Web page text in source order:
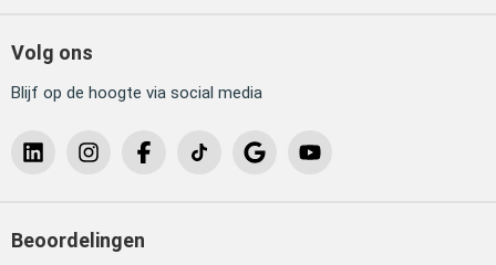
Volg ons
Blijf op de hoogte via social media
Beoordelingen